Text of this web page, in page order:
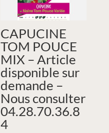
CAPUCINE
TOM POUCE
MIX – Article
disponible sur
demande –
Nous consulter
04.28.70.36.8
4